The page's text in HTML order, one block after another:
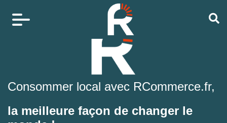
Consommer local avec RCommerce.fr,
la meilleure façon de changer le